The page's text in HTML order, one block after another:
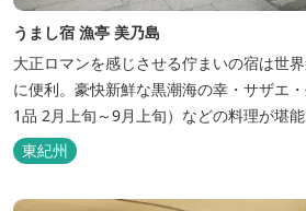
うまし宿 漁亭 美乃島
大正ロマンを感じさせる佇まいの宿は世
に便利。豪快新鮮な黒潮海の幸・サザエ
1品 2月上旬～9月上旬）などの料理が堪能
東紀州